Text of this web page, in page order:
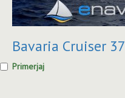
Bavaria Cruiser 37
Primerjaj